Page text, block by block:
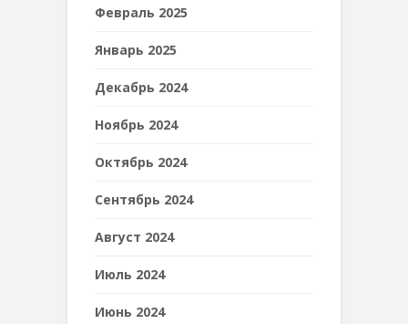
Февраль 2025
Январь 2025
Декабрь 2024
Ноябрь 2024
Октябрь 2024
Сентябрь 2024
Август 2024
Июль 2024
Июнь 2024